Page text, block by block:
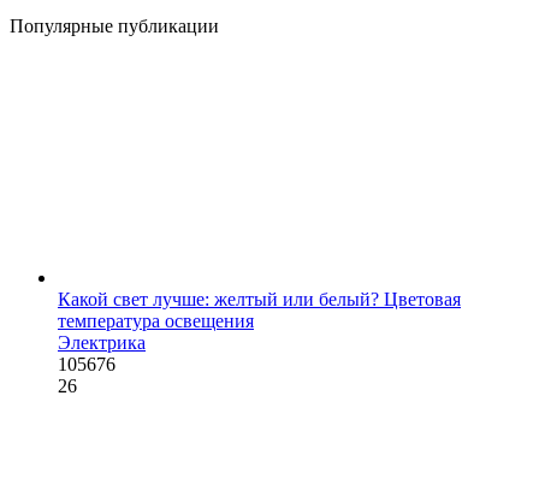
Популярные публикации
Какой свет лучше: желтый или белый? Цветовая
температура освещения
Электрика
105676
26